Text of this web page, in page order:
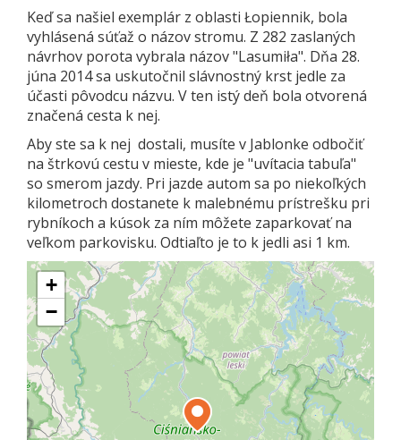
Keď sa našiel exemplár z oblasti Łopiennik, bola
vyhlásená súťaž o názov stromu. Z 282 zaslaných
návrhov porota vybrala názov "Lasumiła". Dňa 28.
júna 2014 sa uskutočnil slávnostný krst jedle za
účasti pôvodcu názvu. V ten istý deň bola otvorená
značená cesta k nej.
Aby ste sa k nej dostali, musíte v Jablonke odbočiť
na štrkovú cestu v mieste, kde je "uvítacia tabuľa"
so smerom jazdy. Pri jazde autom sa po niekoľkých
kilometroch dostanete k malebnému prístrešku pri
rybníkoch a kúsok za ním môžete zaparkovať na
veľkom parkovisku. Odtiaľto je to k jedli asi 1 km.
+
−